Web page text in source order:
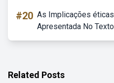
#20 As Implicações
Apresentada No
Related Posts